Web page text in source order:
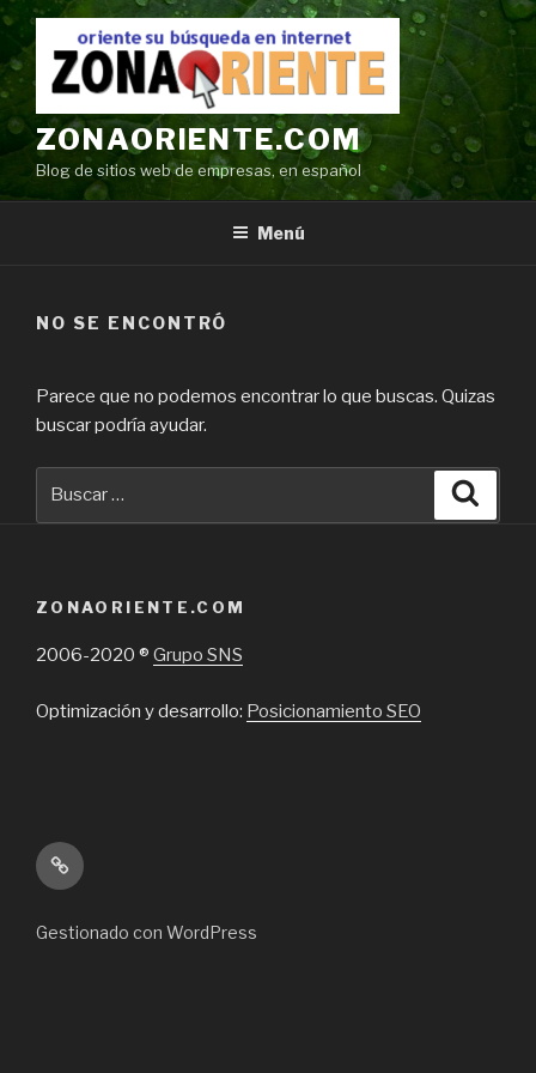
Ir
contenido
ZONAORIENTE.COM
Blog de sitios web de empresas, en español
Menú
NO SE ENCONTRÓ
Parece que no podemos encontrar lo que buscas. Quizas
buscar podría ayudar.
ZONAORIENTE.COM
2006-2020 ® Grupo SNS
Optimización y desarrollo: Posicionamiento SEO
Inicio
Gestionado con WordPress